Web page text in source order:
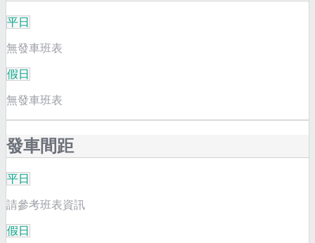
平日
無發車班表
假日
無發車班表
發車間距
平日
請參考班表資訊
假日